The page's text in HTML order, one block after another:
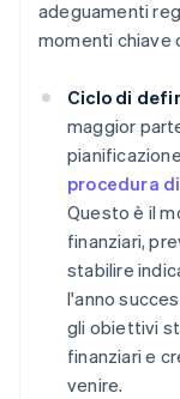
adeguamenti
momenti chiave
Ciclo di
maggior
procedura
Questo è il
finanziari,
stabilire
l'anno
gli obiettivi
finanziari e
venire.